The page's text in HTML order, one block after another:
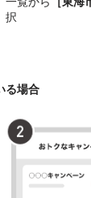
択
る場合